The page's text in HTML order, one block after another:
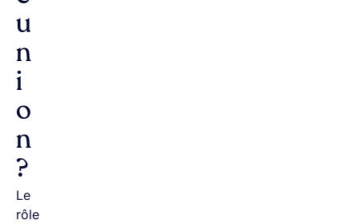
u
n
i
o
n
?
Le
rôle